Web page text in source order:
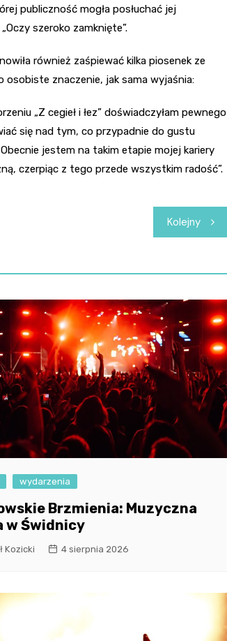
publiczność mogła posłuchać jej
szeroko zamknięte”.
również zaśpiewać kilka piosenek ze
osobiste znaczenie, jak sama wyjaśnia:
„Z cegieł i łez” doświadczyłam pewnego
się nad tym, co przypadnie do gustu
jestem na takim etapie mojej kariery
czerpiąc z tego przede wszystkim radość”.
Kolejny
wydarzenia
Brzmienia: Muzyczna
w Świdnicy
Kozicki 4 sierpnia 2026